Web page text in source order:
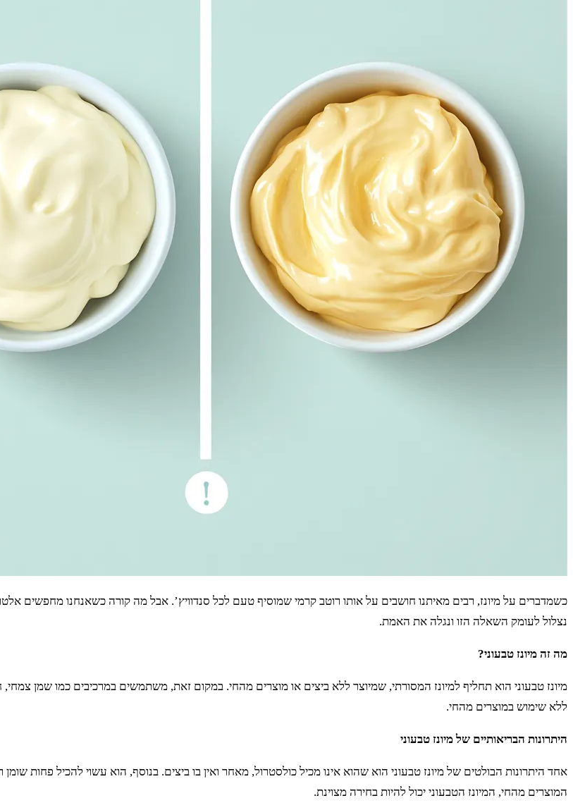
כשמדברים על מיונז, רבים מאיתנו חושבים על אותו רוטב קרמי שמוסיף טעם לכל סנדוויץ’. אבל מה קורה כשאנחנו מחפשים
נצלול לעומק השאלה הזו ונגלה את האמת.
מה זה מיונז טבעוני?
מיונז טבעוני הוא תחליף למיונז המסורתי, שמיוצר ללא ביצים או מוצרים מהחי. במקום זאת, משתמשים במרכיבים כמו שמן
ללא שימוש במוצרים מהחי.
היתרונות הבריאותיים של מיונז טבעוני
אחד היתרונות הבולטים של מיונז טבעוני הוא שהוא אינו מכיל כולסטרול, מאחר ואין בו ביצים. בנוסף, הוא עשוי להכיל פחות
המוצרים מהחי, המיונז הטבעוני יכול להיות בחירה מצוינת.